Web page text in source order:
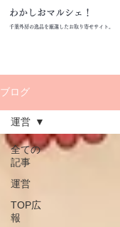
わかしおマルシェ！
千葉外房の逸品を厳選したお取り寄せサイト。
ブログ
全ての
記事
運営
TOP広
報
運営